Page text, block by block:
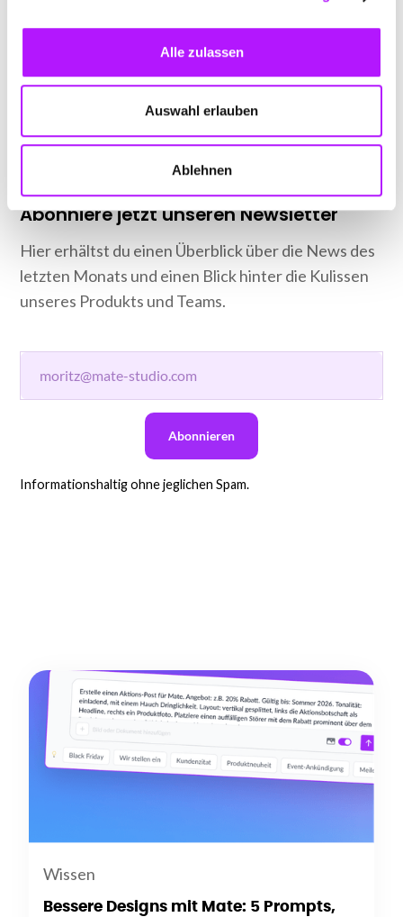
Alle zulassen
Auswahl erlauben
Ablehnen
Abonniere jetzt unseren Newsletter
Hier erhältst du einen Überblick über die News des
letzten Monats und einen Blick hinter die Kulissen
unseres Produkts und Teams.
Informationshaltig ohne jeglichen Spam.
Wissen
Bessere Designs mit Mate: 5 Prompts,